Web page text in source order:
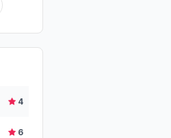
4
6